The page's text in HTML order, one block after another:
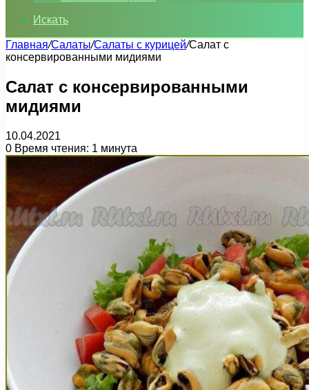
Искать
Главная/Салаты/Салаты с курицей/Салат с
консервированными мидиями
Салат с консервированными
мидиями
10.04.2021
0 Время чтения: 1 минута